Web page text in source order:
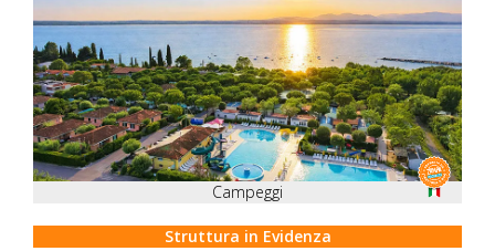
Campeggi
Struttura in Evidenza